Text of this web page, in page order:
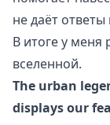
не даёт
В итоге у меня
вселенной.
The urban
displays our